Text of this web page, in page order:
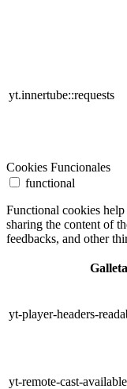
yt.innertube::requests
Cookies Funcionales
functional
Functional cookies
sharing the content of
feedbacks, and other
Galleta
yt-player-headers-
yt-remote-cast-available